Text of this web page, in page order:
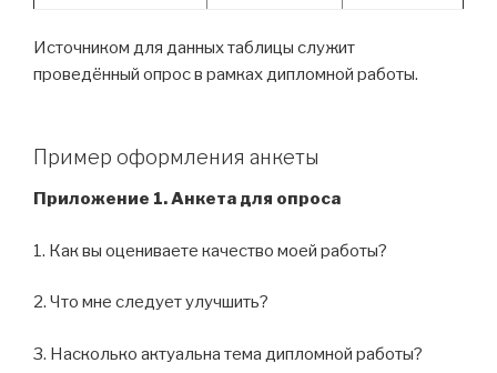
Источником для данных таблицы служит
проведённый опрос в рамках дипломной работы.
Пример оформления анкеты
Приложение 1. Анкета для опроса
1. Как вы оцениваете качество моей работы?
2. Что мне следует улучшить?
3. Насколько актуальна тема дипломной работы?